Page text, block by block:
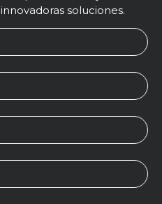
soluciones.